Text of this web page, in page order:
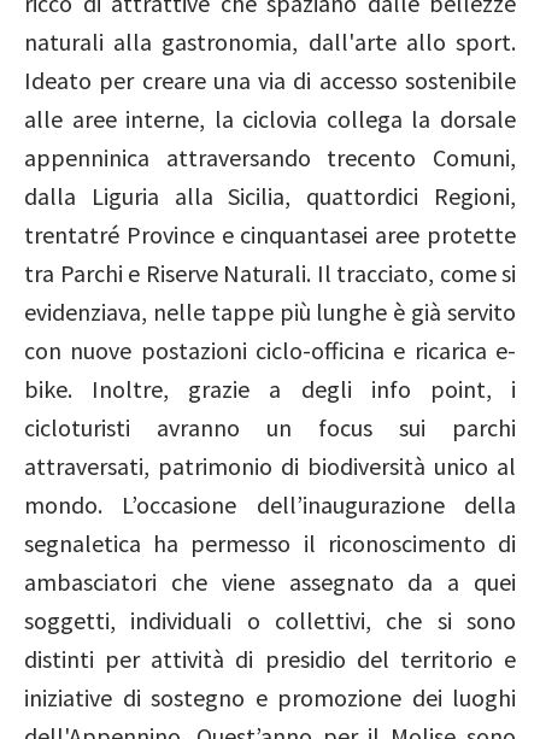
naturali alla gastronomia, dall'arte allo sport.
Ideato per creare una via di accesso sostenibile
alle aree interne, la ciclovia collega la dorsale
appenninica attraversando trecento Comuni,
dalla Liguria alla Sicilia, quattordici Regioni,
trentatré Province e cinquantasei aree protette
tra Parchi e Riserve Naturali. Il tracciato, come si
evidenziava, nelle tappe più lunghe è già servito
con nuove postazioni ciclo-officina e ricarica e-
bike. Inoltre, grazie a degli info point, i
cicloturisti avranno un focus sui parchi
attraversati, patrimonio di biodiversità unico al
mondo. L’occasione dell’inaugurazione della
segnaletica ha permesso il riconoscimento di
ambasciatori che viene assegnato da a quei
soggetti, individuali o collettivi, che si sono
distinti per attività di presidio del territorio e
iniziative di sostegno e promozione dei luoghi